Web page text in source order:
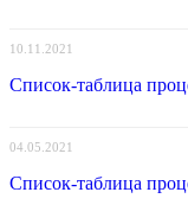
10.11.2021
Список-таблица
04.05.2021
Список-таблица